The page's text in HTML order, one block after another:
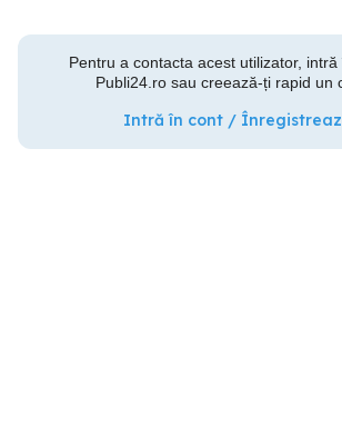
Pentru a contacta acest utilizator,
Publi24.ro sau creează-ți rapid un
Intră în cont /